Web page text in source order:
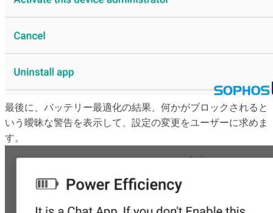
最後に、バッテリー最適化の結果、何かがブロックされると
いう曖昧な警告を表示して、設定の変更をユーザーに求めま
す。